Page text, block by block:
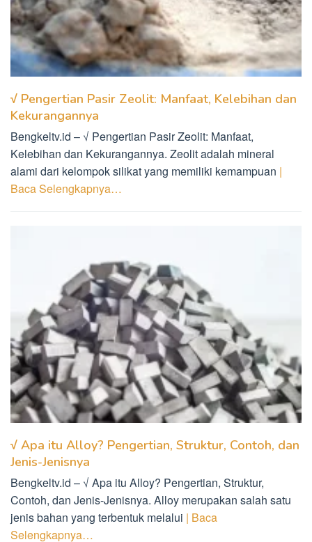
√ Pengertian Pasir Zeolit: Manfaat, Kelebihan dan
Kekurangannya
Bengkeltv.id – √ Pengertian Pasir Zeolit: Manfaat,
Kelebihan dan Kekurangannya. Zeolit adalah mineral
alami dari kelompok silikat yang memiliki kemampuan |
Baca Selengkapnya…
√ Apa itu Alloy? Pengertian, Struktur, Contoh, dan
Jenis-Jenisnya
Bengkeltv.id – √ Apa itu Alloy? Pengertian, Struktur,
Contoh, dan Jenis-Jenisnya. Alloy merupakan salah satu
jenis bahan yang terbentuk melalui | Baca
Selengkapnya…